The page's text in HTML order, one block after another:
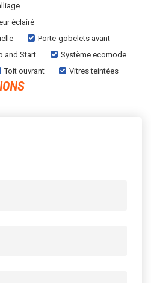
éclairé
Porte-gobelets avant
and Start
Système ecomode
Toit ouvrant Vitres teintées